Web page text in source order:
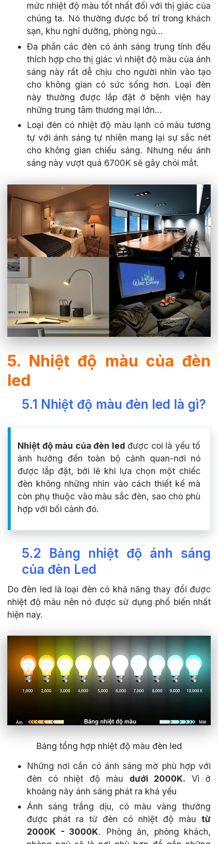
mức nhiệt độ màu tốt nhất đối với thị giác của
chúng ta. Nó thường được bố trí trong khách
sạn, khu nghỉ dưỡng, phòng ngủ…
Đa phần các đèn có ánh sáng trung tính đều
thích hợp cho thị giác vì nhiệt độ màu của ánh
sáng này rất dễ chịu cho người nhìn vào tạo
cho không gian có sức sống hơn. Loại đèn
này thường được lắp đặt ở bệnh viện hay
những trung tâm thương mại lớn…
Loại đèn có nhiệt độ màu lạnh có màu tương
tự với ánh sáng tự nhiên mang lại sự sắc nét
cho không gian chiếu sáng. Nhưng nếu ánh
sáng này vượt quá 6700K sẽ gây chói mắt.
5. Nhiệt độ màu của đèn
led
5.1 Nhiệt độ màu đèn led là gì?
Nhiệt độ màu của đèn led được coi là yếu tố
ảnh hưởng đến toàn bộ cảnh quan-nơi nó
được lắp đặt, bởi lẽ khi lựa chọn một chiếc
đèn không những nhìn vào cách thiết kế mà
còn phụ thuộc vào màu sắc đèn, sao cho phù
hợp với bối cảnh đó.
5.2 Bảng nhiệt độ ánh sáng
của đèn Led
Do đèn led là loại đèn có khả năng thay đổi được
nhiệt độ màu nên nó được sử dụng phổ biến nhất
hiện nay.
Bảng tổng hợp nhiệt độ màu đèn led
Những nơi cần có ánh sáng mờ phù hợp với
đèn có nhiệt độ màu dưới 2000K. Vì ở
khoảng này ánh sáng phát ra khá yếu
Ánh sáng trắng dịu, có màu vàng thường
được phát ra từ đèn có nhiệt độ màu từ
2000K - 3000K. Phòng ăn, phòng khách,